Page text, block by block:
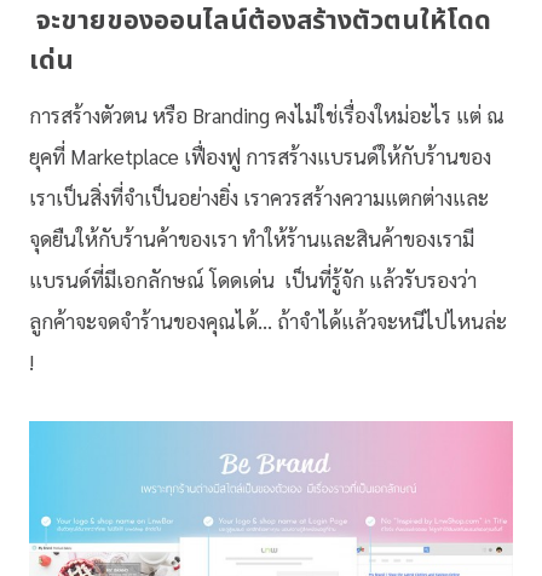
จะขายของออนไลน์ต้องสร้างตัวตนให้โดด
เด่น
การสร้างตัวตน หรือ Branding คงไม่ใช่เรื่องใหม่อะไร แต่ ณ
ยุคที่ Marketplace เฟื่องฟู การสร้างแบรนด์ให้กับร้านของ
เราเป็นสิ่งที่จำเป็นอย่างยิ่ง เราควรสร้างความแตกต่างและ
จุดยืนให้กับร้านค้าของเรา ทำให้ร้านและสินค้าของเรามี
แบรนด์ที่มีเอกลักษณ์ โดดเด่น เป็นที่รู้จัก แล้วรับรองว่า
ลูกค้าจะจดจำร้านของคุณได้… ถ้าจำได้แล้วจะหนีไปไหนล่ะ
!